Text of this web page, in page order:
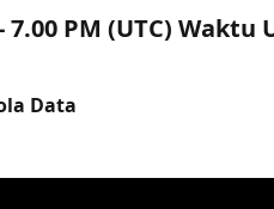
7.00 PM (UTC)
Data